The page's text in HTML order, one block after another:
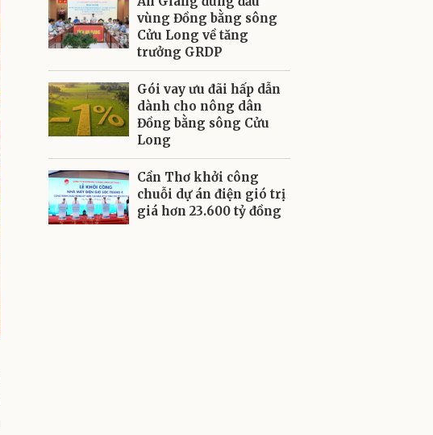
vùng Đồng bằng sông
Cửu Long về tăng
trưởng GRDP
Gói vay ưu đãi hấp dẫn
dành cho nông dân
Đồng bằng sông Cửu
Long
Cần Thơ khởi công
chuỗi dự án điện gió trị
giá hơn 23.600 tỷ đồng